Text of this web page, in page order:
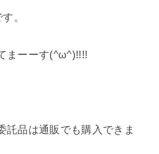
。
まーーす(^ω^)!!!!
品は通販でも購入できま